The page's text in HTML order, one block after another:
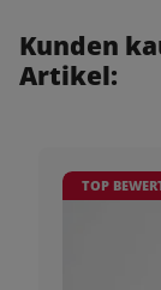
Kunden
Artikel:
TOP